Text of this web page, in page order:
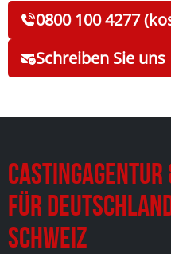
0800 100 4277
Schreiben Sie uns
Castingagentur
für
Schweiz